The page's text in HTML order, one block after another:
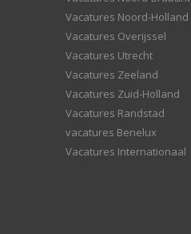
Vacatures Noord-Holland
Vacatures Overijssel
Vacatures Utrecht
Vacatures Zeeland
Vacatures Zuid-Holland
Vacatures Randstad
vacatures Benelux
Vacatures Internationaal